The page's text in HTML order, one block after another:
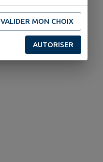
VALIDER MON CHOIX
AUTORISER